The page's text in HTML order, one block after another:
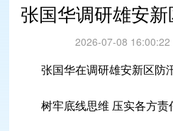
张国华调研雄安
2026-07-08 16:00:22
张国华在调研雄安新区防
树牢底线思维 压实各方责